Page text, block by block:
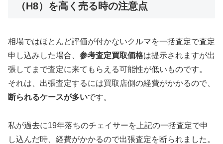
（H8）を高く売る時の注意点
相場ではほとんど評価が付かないクルマを一括査定で査定
申し込みした場合、 参考査定買取価格は提示されますが出
張してまで査定に来てもらえる可能性が低いものです。
それは、出張査定するには買取店側の経費がかかるので、
断られるケースが多いです。
私が過去に19年落ちのチェイサーを上記の一括査定で申
し込んだ時、経費がかかるので出張査定を断られました。